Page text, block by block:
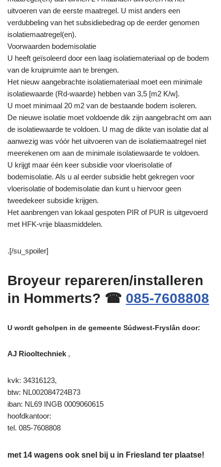
uitvoeren van de eerste maatregel. U mist anders een
verdubbeling van het subsidiebedrag op de eerder genomen
isolatiemaatregel(en).
Voorwaarden bodemisolatie
U heeft geïsoleerd door een laag isolatiemateriaal op de bodem
van de kruipruimte aan te brengen.
Het nieuw aangebrachte isolatiemateriaal moet een minimale
isolatiewaarde (Rd-waarde) hebben van 3,5 [m2 K/w].
U moet minimaal 20 m2 van de bestaande bodem isoleren.
De nieuwe isolatie moet voldoende dik zijn aangebracht om aan
de isolatiewaarde te voldoen. U mag de dikte van isolatie dat al
aanwezig was vóór het uitvoeren van de isolatiemaatregel niet
meerekenen om aan de minimale isolatiewaarde te voldoen.
U krijgt maar één keer subsidie voor vloerisolatie of
bodemisolatie. Als u al eerder subsidie hebt gekregen voor
vloerisolatie of bodemisolatie dan kunt u hiervoor geen
tweedekeer subsidie krijgen.
Het aanbrengen van lokaal gespoten PIR of PUR is uitgevoerd
met HFK-vrije blaasmiddelen.
.[/su_spoiler]
Broyeur repareren/installeren
in Hommerts? ☎ 085-7608808
U wordt geholpen in de gemeente Súdwest-Fryslân door:
AJ Riooltechniek ,
kvk: 34316123,
btw: NL002084724B73
iban: NL69 INGB 0009060615
hoofdkantoor:
tel. 085-7608808
met 14 wagens ook snel bij u in Friesland ter plaatse!